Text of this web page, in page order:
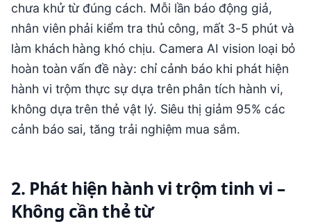
chưa khử từ đúng cách. Mỗi lần báo động giả,
nhân viên phải kiểm tra thủ công, mất 3-5 phút và
làm khách hàng khó chịu. Camera AI vision loại bỏ
hoàn toàn vấn đề này: chỉ cảnh báo khi phát hiện
hành vi trộm thực sự dựa trên phân tích hành vi,
không dựa trên thẻ vật lý. Siêu thị giảm 95% các
cảnh báo sai, tăng trải nghiệm mua sắm.
2. Phát hiện hành vi trộm tinh vi –
Không cần thẻ từ